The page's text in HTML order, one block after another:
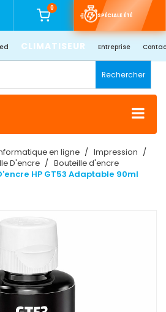
0
SPÉCIALE ÉTÉ
CLIMATISEUR Entreprise
Rechercher
en ligne
Impression
D'encre
Bouteille d'encre
HP GT53 Adaptable 90ml